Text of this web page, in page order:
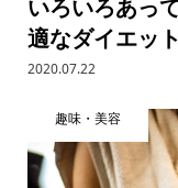
いろいろあっ
適なダイエッ
2020.07.22
趣味・美容